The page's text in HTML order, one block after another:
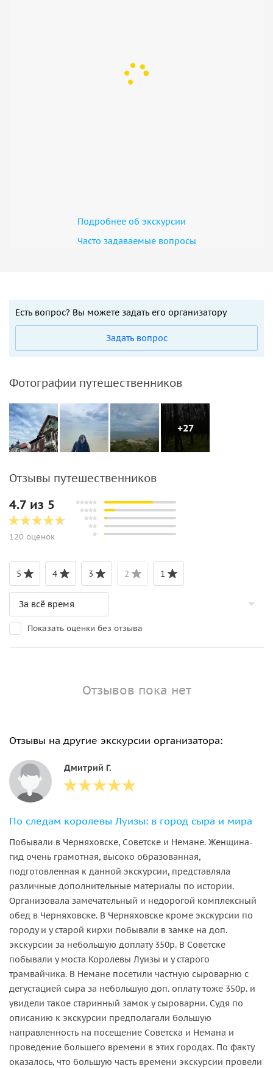
Подробнее об экскурсии
Часто задаваемые вопросы
Есть вопрос? Вы можете задать его организатору
Задать вопрос
Фотографии путешественников
+27
Отзывы путешественников
4.7 из 5
120 оценок
5 4 3 2 1
Показать оценки без отзыва
Отзывов пока нет
Отзывы на другие экскурсии организатора:
Дмитрий Г.
По следам королевы Луизы: в город сыра и мира
Побывали в Черняховске, Советске и Немане. Женщина-
гид очень грамотная, высоко образованная,
подготовленная к данной экскурсии, представляла
различные дополнительные материалы по истории.
Организовала замечательный и недорогой комплексный
обед в Черняховске. В Черняховске кроме экскурсии по
городу и у старой кирхи побывали в замке на доп.
экскурсии за небольшую доплату 350р. В Советске
побывали у моста Королевы Луизы и у старого
трамвайчика. В Немане посетили частную сыроварню с
дегустацией сыра за небольшую доп. оплату тоже 350р. и
увидели такое старинный замок у сыроварни. Судя по
описанию к экскурсии предполагали большую
направленность на посещение Советска и Немана и
проведение большего времени в этих городах. По факту
оказалось, что большую часть времени экскурсии провели